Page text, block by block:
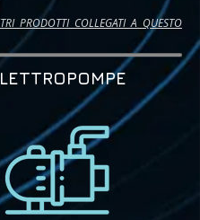
PRODOTTI COLLEGATI A QUESTO